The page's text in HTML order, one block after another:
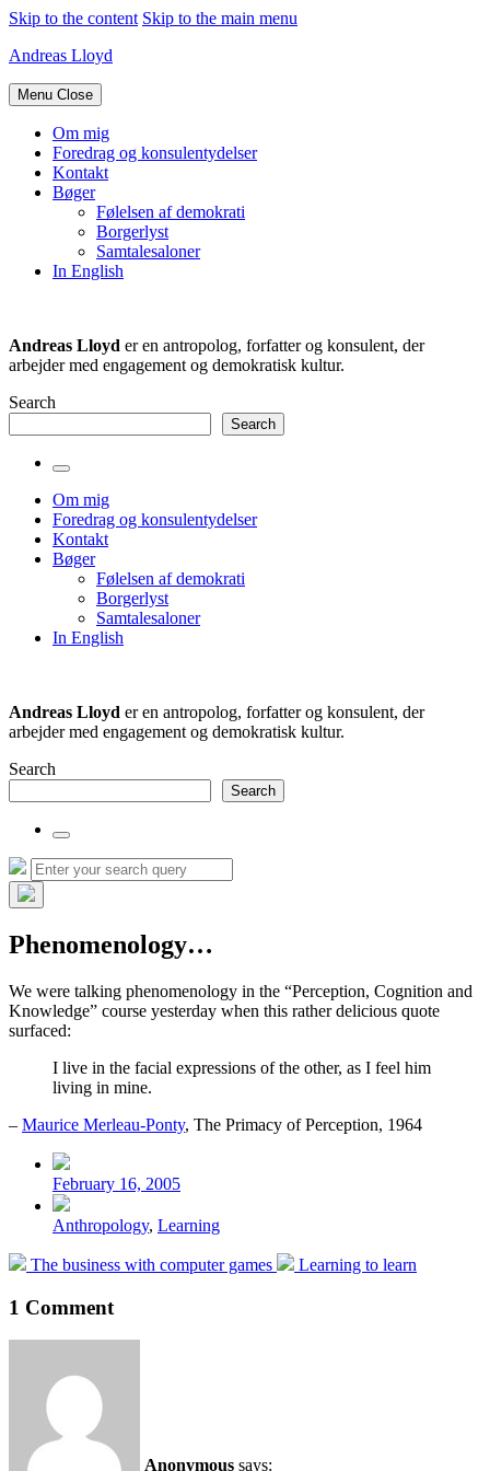
Skip to the content Skip to the main menu
Andreas Lloyd
Menu Close
Om mig
Foredrag og konsulentydelser
Kontakt
Bøger
Følelsen af demokrati
Borgerlyst
Samtalesaloner
In English
Andreas Lloyd er en antropolog, forfatter og konsulent, der
arbejder med engagement og demokratisk kultur.
Search
Search
Toggle
the
search
field
Om mig
Foredrag og konsulentydelser
Kontakt
Bøger
Følelsen af demokrati
Borgerlyst
Samtalesaloner
In English
Andreas Lloyd er en antropolog, forfatter og konsulent, der
arbejder med engagement og demokratisk kultur.
Search
Search
Toggle
the
search
Search
for:
Search
Hide
search
Phenomenology…
We were talking phenomenology in the “Perception, Cognition and
Knowledge” course yesterday when this rather delicious quote
surfaced:
I live in the facial expressions of the other, as I feel him
living in mine.
– Maurice Merleau-Ponty, The Primacy of Perception, 1964
Post
date
February 16, 2005
Posted
Anthropology, Learning
Previous
The business with computer games
Next
Learning to learn
1 Comment
Anonymous says: